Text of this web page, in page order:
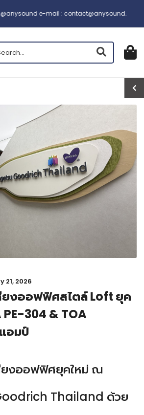
e-mail : contact@anysound.co
ตะกร้
0฿
21, 2026
ยงออฟฟิศสไตล์ Loft ยุค
PE-304 & TOA
อมป์
สียงออฟฟิศยุคใหม่ ณ
Thailand ด้วย